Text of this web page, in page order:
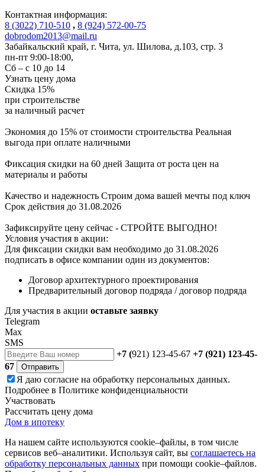
Контактная информация:
8 (3022) 710-510 , 8 (924) 572-00-75
dobrodom2013@mail.ru
Забайкальский край, г. Чита, ул. Шилова, д.103, стр. 3
пн-пт 9:00-18:00,
Сб – с 10 до 14
Узнать цену дома
Скидка 15%
при строительстве
за наличный расчет
Экономия до 15% от стоимости строительства Реальная
выгода при оплате наличными
Фиксация скидки на 60 дней Защита от роста цен на
материалы и работы
Качество и надежность Строим дома вашей мечты под ключ
Срок действия до 31.08.2026
Зафиксируйте цену сейчас - СТРОЙТЕ ВЫГОДНО!
Условия участия в акции:
Для фиксации скидки вам необходимо до 31.08.2026
подписать в офисе компании один из документов:
Договор архитектурного проектирования
Предварительный договор подряда / договор подряда
Для участия в акции оставьте заявку
Telegram
Max
SMS
+7 (921) 123-45-67 +7 (921) 123-45-
67
Отправить
Я даю согласие на обработку персональных данных.
Подробнее в Политике конфиденциальности
Участвовать
Рассчитать цену дома
Дом в ипотеку
На нашем сайте используются cookie–файлы, в том числе
сервисов веб–аналитики. Используя сайт, вы соглашаетесь на
обработку персональных данных при помощи cookie–файлов.